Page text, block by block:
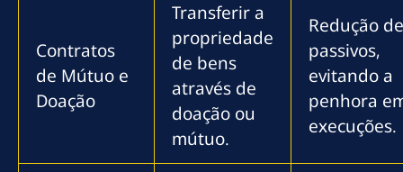
Contratos
de Mútuo e
Doação
Transferir a
propriedade
de bens
através de
doação ou
mútuo.
Redução de
passivos,
evitando a
penhora
execuções.